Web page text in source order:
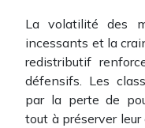
La volatilité des
incessants et la
redistributif
défensifs. Les
par la perte de
tout à préserver